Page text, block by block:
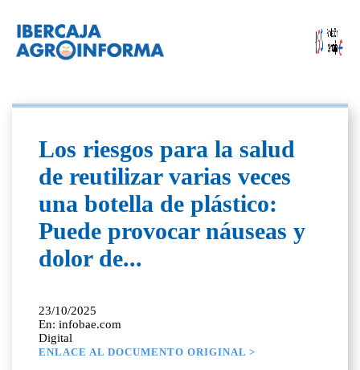
Los riesgos para la salud
de reutilizar varias veces
una botella de plástico:
Puede provocar náuseas y
dolor de...
23/10/2025
En: infobae.com
Digital
ENLACE AL DOCUMENTO ORIGINAL >